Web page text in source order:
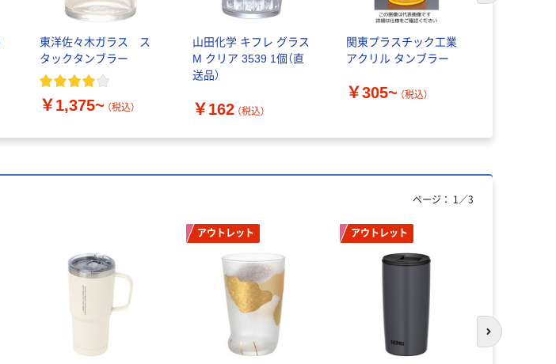
東洋佐々木ガラス ス
タックタンブラー
￥1,375~ （税込）
山田化学 キフレ グラス
M クリア 3539 1個（直
送品）
￥162 （税込）
関東プラスチック工業
アクリル タンブラー
￥305~ （税込）
アウトレット アウトレット
ページ： 1 ／3
次のスライド